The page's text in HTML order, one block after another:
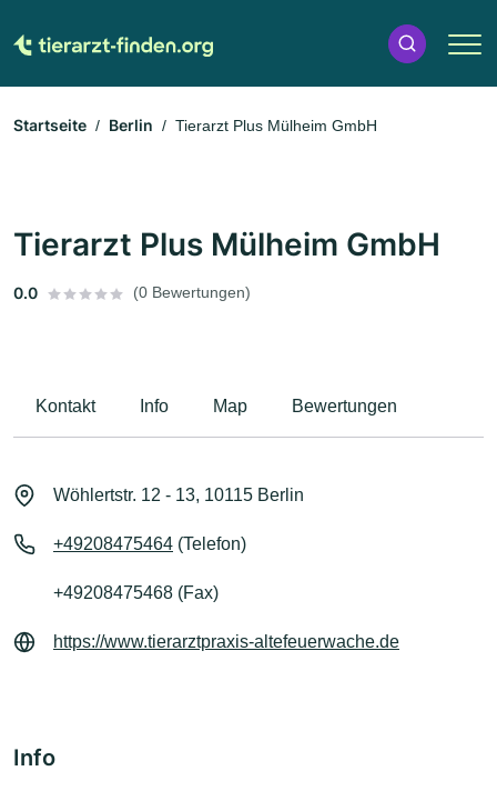
Startseite Berlin Tierarzt Plus Mülheim GmbH
Tierarzt Plus Mülheim GmbH
0.0 (0 Bewertungen)
Kontakt Info Map Bewertungen
Wöhlertstr. 12 - 13, 10115 Berlin
+49208475464 (Telefon)
+49208475468 (Fax)
https://www.tierarztpraxis-altefeuerwache.de
Info